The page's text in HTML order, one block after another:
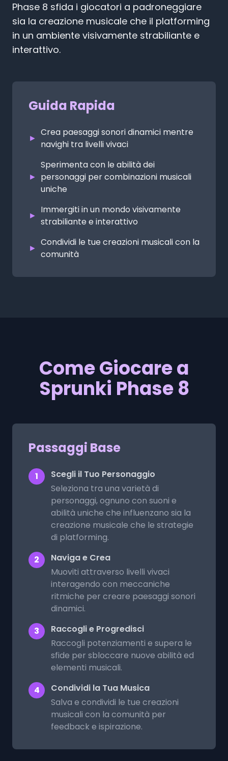
Phase 8 sfida i giocatori a padroneggiare
sia la creazione musicale che il platforming
in un ambiente visivamente strabiliante e
interattivo.
Guida Rapida
►
Crea paesaggi sonori dinamici mentre
navighi tra livelli vivaci
►
Sperimenta con le abilità dei
personaggi per combinazioni musicali
uniche
►
Immergiti in un mondo visivamente
strabiliante e interattivo
►
Condividi le tue creazioni musicali con la
comunità
Come Giocare a
Sprunki Phase 8
Passaggi Base
1
Scegli il Tuo Personaggio
Seleziona tra una varietà di
personaggi, ognuno con suoni e
abilità uniche che influenzano sia la
creazione musicale che le strategie
di platforming.
2
Naviga e Crea
Muoviti attraverso livelli vivaci
interagendo con meccaniche
ritmiche per creare paesaggi sonori
dinamici.
3
Raccogli e Progredisci
Raccogli potenziamenti e supera le
sfide per sbloccare nuove abilità ed
elementi musicali.
4
Condividi la Tua Musica
Salva e condividi le tue creazioni
musicali con la comunità per
feedback e ispirazione.